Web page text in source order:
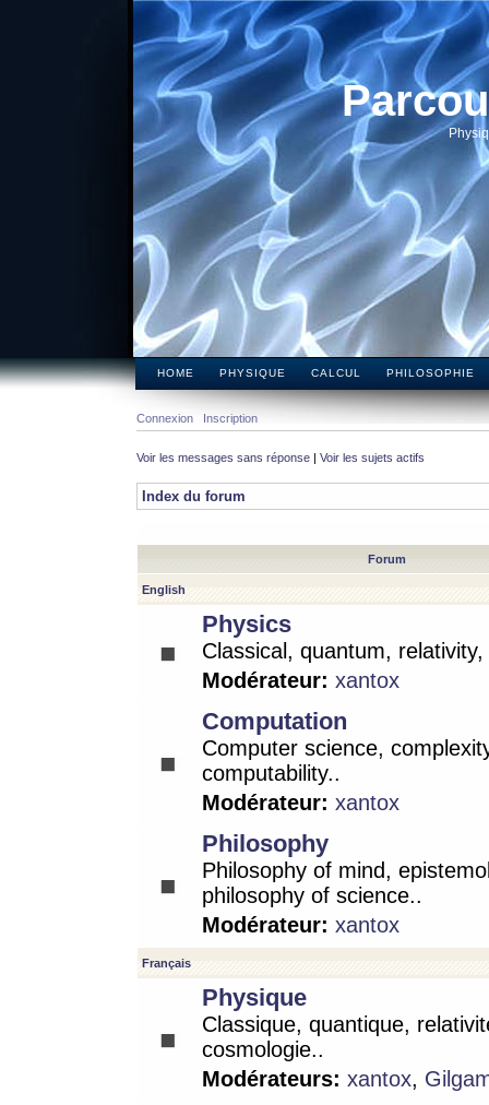
HOME PHYSIQUE CALCUL PHILOSOPHIE
Connexion Inscription
Voir les messages sans réponse | Voir les sujets actifs
Index du forum
Forum
English
Physics
Classical, quantum,
Modérateur: xantox
Computation
Computer science,
computability..
Modérateur: xantox
Philosophy
Philosophy of mind,
philosophy of science..
Modérateur: xantox
Français
Physique
Classique, quantique,
cosmologie..
Modérateurs: xantox,